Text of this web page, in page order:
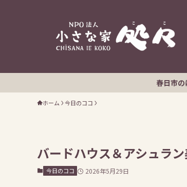
春日市のほか、大野城市・那珂
ホーム 今日のココ
バードハウス＆アシュラ
今日のココ 2026年5月29日